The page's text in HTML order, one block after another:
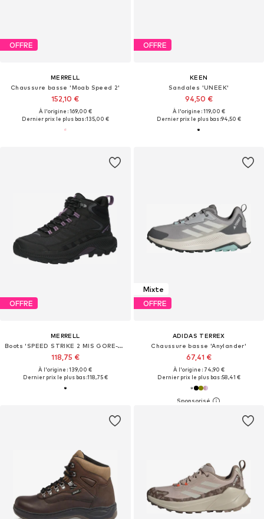
OFFRE
MERRELL
Chaussure basse 'Moab Speed 2'
152,10 €
À l'origine : 169,00 €
Dernier prix le plus bas :135,00 €
OFFRE
KEEN
Sandales 'UNEEK'
94,50 €
À l'origine : 119,00 €
Dernier prix le plus bas :94,50 €
OFFRE
MERRELL
Boots 'SPEED STRIKE 2 MIS GORE-TEX'
118,75 €
À l'origine : 139,00 €
Dernier prix le plus bas :118,75 €
Mixte
OFFRE
ADIDAS TERREX
Chaussure basse 'Anylander'
67,41 €
À l'origine : 74,90 €
Dernier prix le plus bas :58,41 €